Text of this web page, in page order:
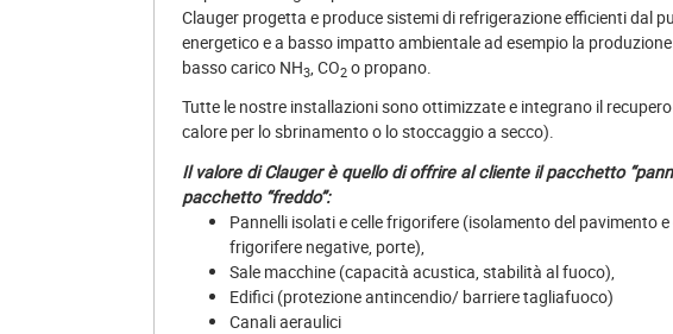
Clauger progetta e produce sistemi di refrigerazione efficienti dal
energetico e a basso impatto ambientale ad esempio la
basso carico NH3, CO2o propano.
Tutte le nostre installazioni sono ottimizzate e integrano il
calore per lo sbrinamento o lo stoccaggio a secco).
Il valore di Clauger è quello di offrire al cliente il pacchetto
pacchetto “freddo”:
Pannelli isolati e celle frigorifere (isolamento del pavimento
frigorifere negative, porte),
Sale macchine (capacità acustica, stabilità al fuoco),
Edifici (protezione antincendio/ barriere tagliafuoco)
Canali aeraulici